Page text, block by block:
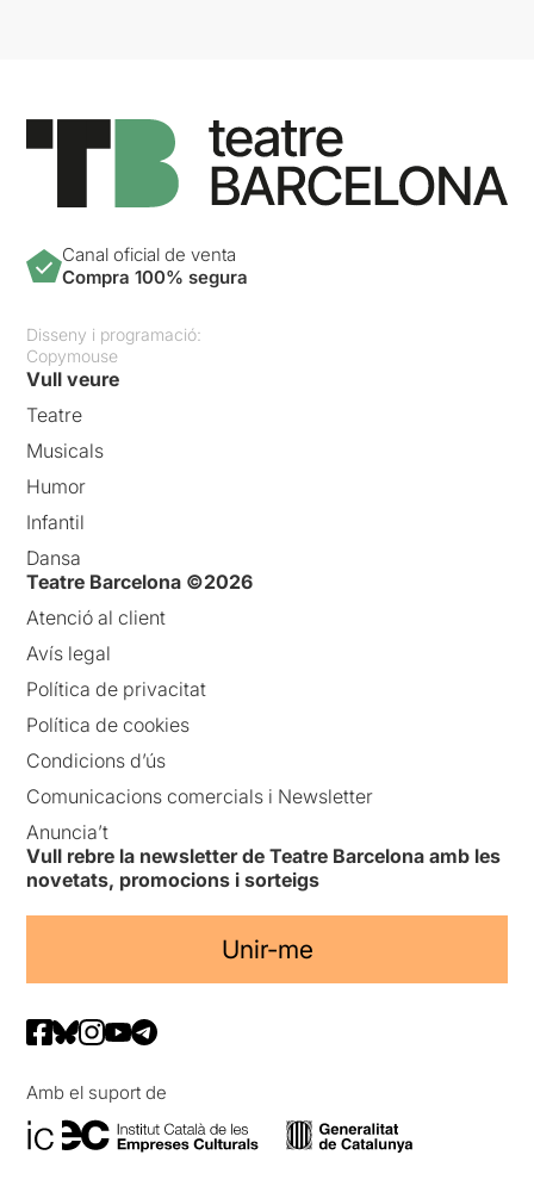
Canal oficial de venta
Compra 100% segura
Disseny i programació:
Copymouse
Vull veure
Teatre
Musicals
Humor
Infantil
Dansa
Teatre Barcelona ©2026
Atenció al client
Avís legal
Política de privacitat
Política de cookies
Condicions d’ús
Comunicacions comercials i Newsletter
Anuncia’t
Vull rebre la newsletter de Teatre Barcelona amb les
novetats, promocions i sorteigs
Unir-me
Amb el suport de